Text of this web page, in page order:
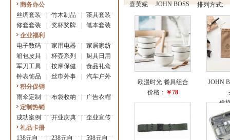
商务办公
丝绸套装
竹木制品 | 茶具套装
修套套装
奖杯奖牌
笔本套装
企业福利
电子数码
家用电器 | 家居家纺
箱包皮具
杯壶系列
厨具日用
军刀工具
按摩保健
食品礼盒
钟表饰品
丝巾外事
汽车户外
积分促销
雨伞定制
布袋收纳 |
广告衣帽
定制热销
成功案例
开业庆典 | 企业宣传
礼品卡册
138元自
238元自
| 598元自
喜芙妮
JOHN BOSS 排列方式:
欧漫时光 餐具组合
价格： ￥78
JOHN
价